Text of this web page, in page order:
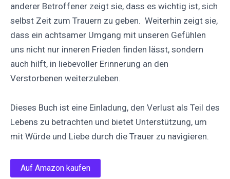
anderer Betroffener zeigt sie, dass es wichtig ist, sich
selbst Zeit zum Trauern zu geben. Weiterhin zeigt sie,
dass ein achtsamer Umgang mit unseren Gefühlen
uns nicht nur inneren Frieden finden lässt, sondern
auch hilft, in liebevoller Erinnerung an den
Verstorbenen weiterzuleben.
Dieses Buch ist eine Einladung, den Verlust als Teil des
Lebens zu betrachten und bietet Unterstützung, um
mit Würde und Liebe durch die Trauer zu navigieren.
Auf Amazon kaufen